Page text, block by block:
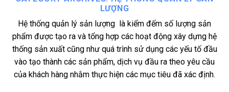
LƯỢNG
Hệ thống quản lý sản lượng là kiểm đếm số lượng sản
phẩm được tạo ra và tổng hợp các hoạt động xây dựng hệ
thống sản xuất cũng như quá trình sử dụng các yếu tố đầu
vào tạo thành các sản phẩm, dịch vụ đầu ra theo yêu cầu
của khách hàng nhằm thực hiện các mục tiêu đã xác định.